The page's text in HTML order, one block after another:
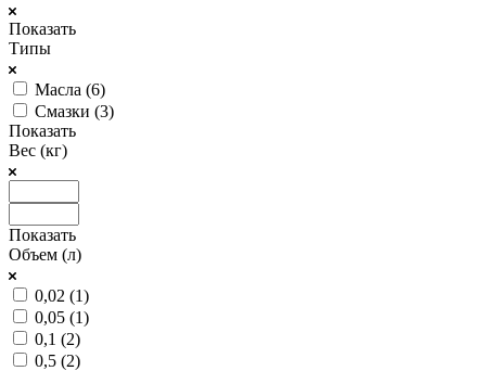
Показать
Типы
Масла (6)
Смазки (3)
Показать
Вес (кг)
Показать
Объем (л)
0,02 (1)
0,05 (1)
0,1 (2)
0,5 (2)